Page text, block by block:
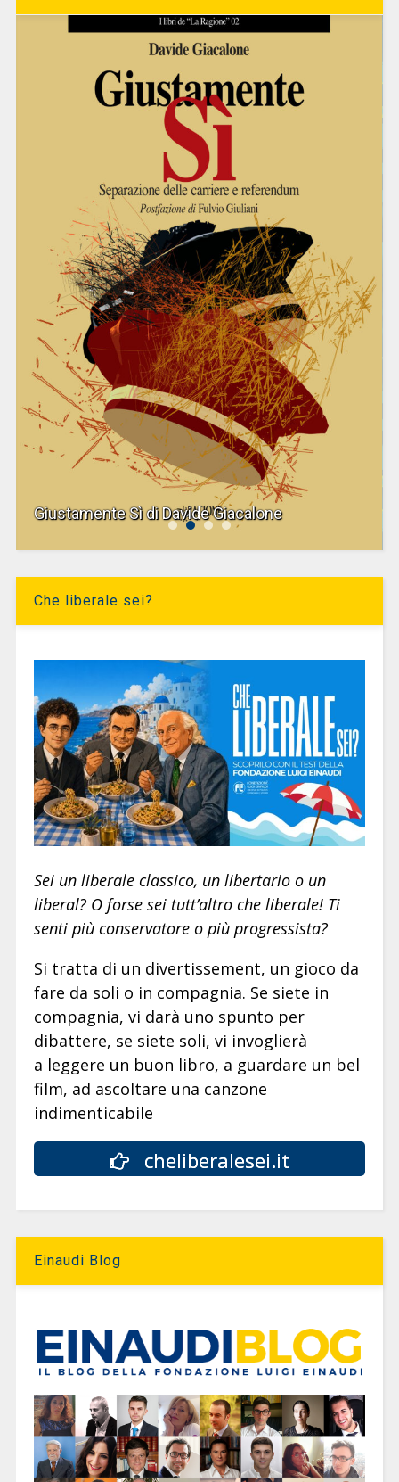
Giustamente Sì di Davide Giacalone
Che liberale sei?
Sei un liberale classico, un libertario o un
liberal? O forse sei tutt’altro che liberale! Ti
senti più conservatore o più progressista?
Si tratta di un divertissement, un gioco da
fare da soli o in compagnia. Se siete in
compagnia, vi darà uno spunto per
dibattere, se siete soli, vi invoglierà
a leggere un buon libro, a guardare un bel
film, ad ascoltare una canzone
indimenticabile
cheliberalesei.it
Einaudi Blog